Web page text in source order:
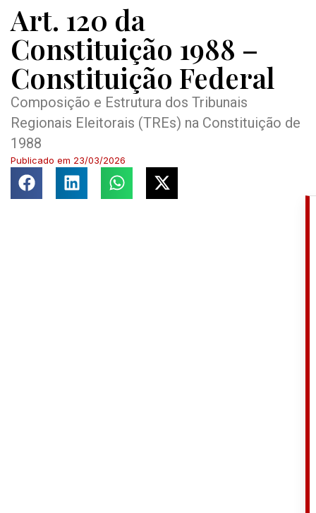
Art. 120 da
Constituição 1988 –
Constituição Federal
Composição e Estrutura dos Tribunais
Regionais Eleitorais (TREs) na Constituição de
1988
Publicado em 23/03/2026